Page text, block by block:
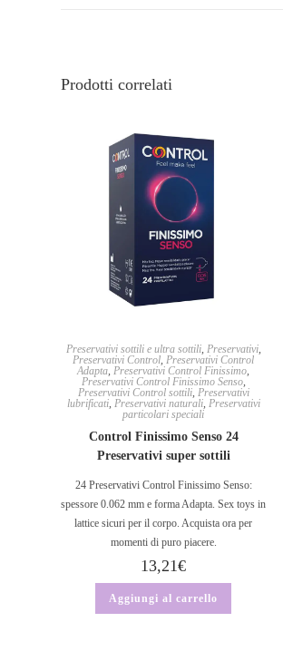
Prodotti correlati
Preservativi sottili e ultra sottili, Preservativi,
Preservativi Control,Preservativi Control
Adapta,Preservativi Control Finissimo,
Preservativi Control Finissimo Senso,
Preservativi Control sottili, Preservativi
lubrificati, Preservativi naturali, Preservativi
particolari speciali
Control Finissimo Senso 24
Preservativi super sottili
24 Preservativi Control Finissimo Senso:
spessore 0.062 mm e forma Adapta. Sex toys in
lattice sicuri per il corpo. Acquista ora per
momenti di puro piacere.
13,21€
Aggiungi al carrello